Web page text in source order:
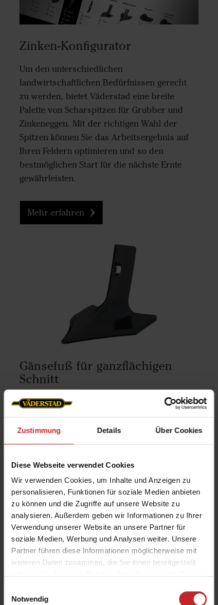
Zustimmung Details Über Cookies
Diese Webseite verwendet Cookies
Wir verwenden Cookies, um Inhalte und Anzeigen zu
personalisieren, Funktionen für soziale Medien anbieten
zu können und die Zugriffe auf unsere Website zu
analysieren. Außerdem geben wir Informationen zu Ihrer
Verwendung unserer Website an unsere Partner für
soziale Medien, Werbung und Analysen weiter. Unsere
Partner führen diese Informationen möglicherweise mit
weiteren Daten zusammen, die Sie ihnen bereitgestellt
Notwendig
Zinken-Konfigurator
Um den unterschiedlichen
landwirtschaftlichen Bedürfnissen gerecht
zu werden, bietet Väderstad eine breite
Palette von Scharspitzen für Grubber und
Zinkeneggen. Mit der richtigen Wahl der
Spitzen können Sie das Arbeitsergebnis auf
Ihren Feldern optimieren und so den
bestmöglichen Start für die nächste Ernte
gewährleisten.
Mehr erfahren
Gänsefuß für ganzflächigen
Schnitt
Ausgerüstet mit Gänsefuß-Scharspitzen ist
NZ Aggressive in der Lage, die Oberfläche
komplett zu zerschneiden und somit das
Unkraut zu kontrollieren. Nach dem Schnitt
Unkrautreste auf der Feldoberfläche
gelassen, um dort zu vertrocknen.